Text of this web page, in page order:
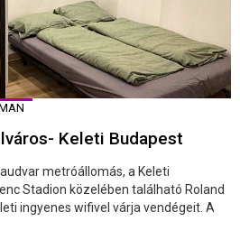
Keleti Budapest
metróállomás, a Keleti
Stadion közelében található Roland
ingyenes wifivel várja vendégeit. A